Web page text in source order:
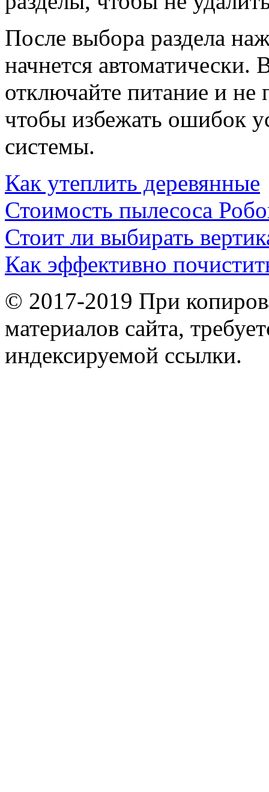
После выбора раздела
начнется автоматически.
отключайте питание и не
чтобы избежать ошибок
системы.
Как утеплить деревянные
Стоимость пылесоса
Стоит ли выбирать
Как эффективно
© 2017-2019 При
материалов сайта,
индексируемой ссылки.